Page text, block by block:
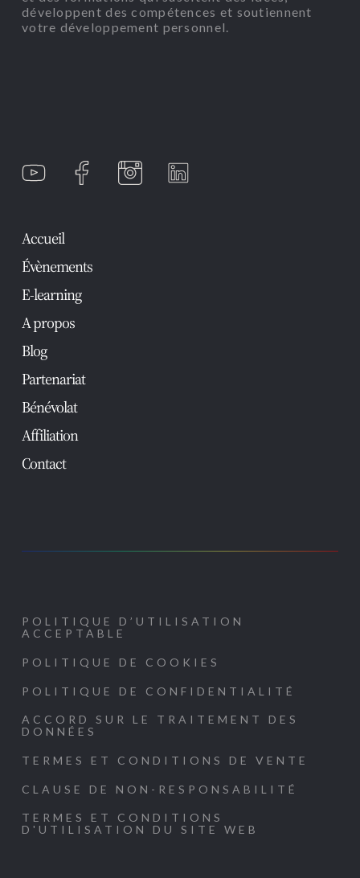
développent des compétences et soutiennent
votre développement personnel.
Accueil
Évènements
E-learning
A propos
Blog
Partenariat
Bénévolat
Affiliation
Contact
POLITIQUE D’UTILISATION
ACCEPTABLE
POLITIQUE DE COOKIES
POLITIQUE DE CONFIDENTIALITÉ
ACCORD SUR LE TRAITEMENT DES
DONNÉES
TERMES ET CONDITIONS DE VENTE
CLAUSE DE NON-RESPONSABILITÉ
TERMES ET CONDITIONS
D'UTILISATION DU SITE WEB